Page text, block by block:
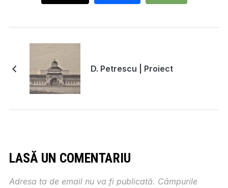
D. Petrescu | Proiect
LASĂ UN COMENTARIU
Adresa ta de email nu va fi publicată. Câmpurile